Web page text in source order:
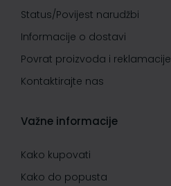
Status/Povijest narudžbi
Informacije o dostavi
Povrat proizvoda i reklamacije
Kontaktirajte nas
Važne informacije
Kako kupovati
Kako do popusta